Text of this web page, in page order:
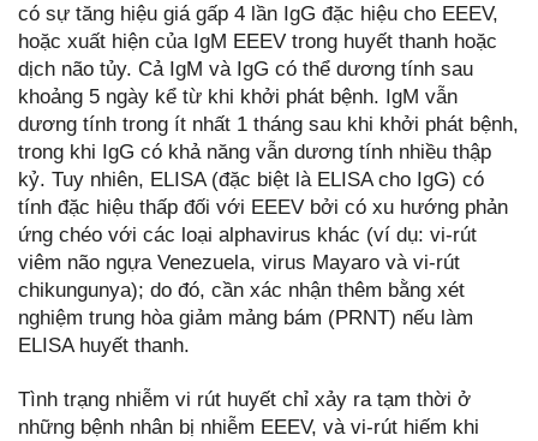
có sự tăng hiệu giá gấp 4 lần IgG đặc hiệu cho EEEV,
hoặc xuất hiện của IgM EEEV trong huyết thanh hoặc
dịch não tủy. Cả IgM và IgG có thể dương tính sau
khoảng 5 ngày kể từ khi khởi phát bệnh. IgM vẫn
dương tính trong ít nhất 1 tháng sau khi khởi phát bệnh,
trong khi IgG có khả năng vẫn dương tính nhiều thập
kỷ. Tuy nhiên, ELISA (đặc biệt là ELISA cho IgG) có
tính đặc hiệu thấp đối với EEEV bởi có xu hướng phản
ứng chéo với các loại alphavirus khác (ví dụ: vi-rút
viêm não ngựa Venezuela, virus Mayaro và vi-rút
chikungunya); do đó, cần xác nhận thêm bằng xét
nghiệm trung hòa giảm mảng bám (PRNT) nếu làm
ELISA huyết thanh.
Tình trạng nhiễm vi rút huyết chỉ xảy ra tạm thời ở
những bệnh nhân bị nhiễm EEEV, và vi-rút hiếm khi